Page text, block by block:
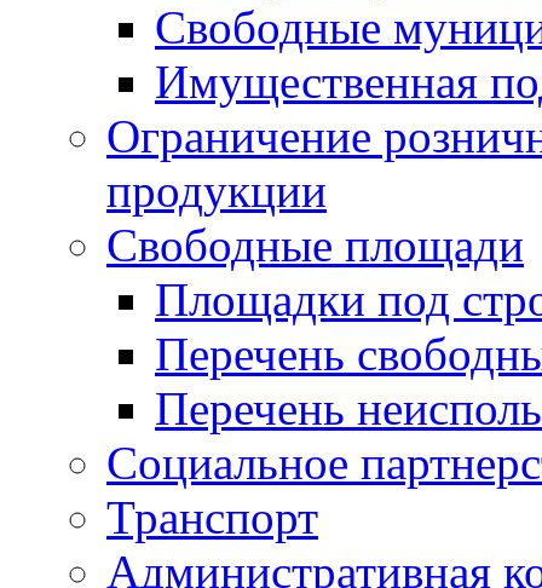
Свободные
Имущественная
Ограничение
продукции
Свободные площади
Площадки под
Перечень
Перечень
Социальное
Транспорт
Административная